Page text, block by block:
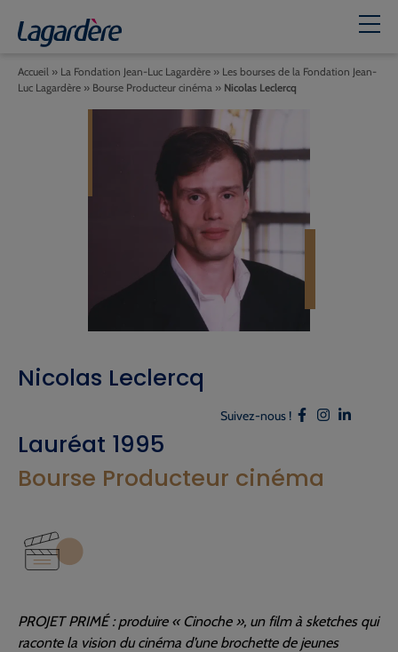
Nicolas Leclercq
Accueil » La Fondation Jean-Luc Lagardère » Les bourses de la Fondation Jean-
Luc Lagardère » Bourse Producteur cinéma » Nicolas Leclercq
Suivez-nous !
Lauréat 1995
Bourse Producteur cinéma
PROJET PRIMÉ : produire « Cinoche », un film à sketches qui
raconte la vision du cinéma d’une brochette de jeunes